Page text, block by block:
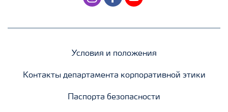
Условия и положения
Контакты департамента корпоративной этики
Паспорта безопасности